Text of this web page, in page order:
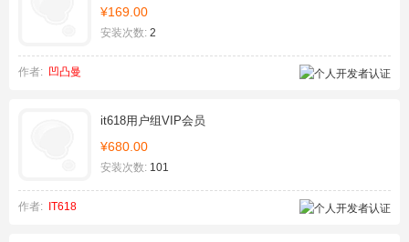
¥169.00
安装次数: 2
作者: 凹凸曼
it618用户组VIP会员
¥680.00
安装次数: 101
作者: IT618